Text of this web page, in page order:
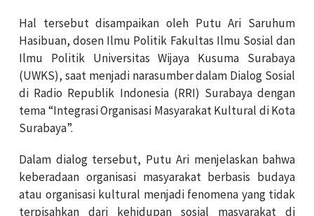
Hal tersebut disampaikan oleh Putu Ari Saruhum
Hasibuan, dosen Ilmu Politik Fakultas Ilmu Sosial dan
Ilmu Politik Universitas Wijaya Kusuma Surabaya
(UWKS), saat menjadi narasumber dalam Dialog Sosial
di Radio Republik Indonesia (RRI) Surabaya dengan
tema “Integrasi Organisasi Masyarakat Kultural di Kota
Surabaya”.
Dalam dialog tersebut, Putu Ari menjelaskan bahwa
keberadaan organisasi masyarakat berbasis budaya
atau organisasi kultural menjadi fenomena yang tidak
terpisahkan dari kehidupan sosial masyarakat di